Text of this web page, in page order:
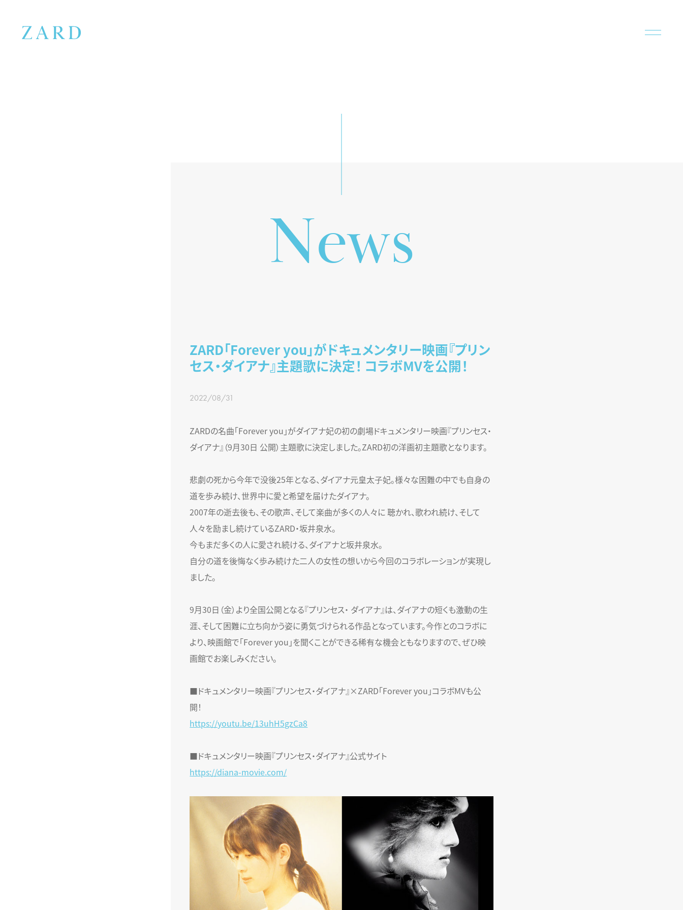
News
ZARD「Forever you」がドキュメンタリー映画『プリン
セス・ダイアナ』主題歌に決定！ コラボMVを公開！
2022/08/31
ZARDの名曲「Forever you」がダイアナ妃の初の劇場ドキュメンタリー映画『プリンセス・
ダイアナ』（9月30日 公開）主題歌に決定しました。ZARD初の洋画初主題歌となります。
悲劇の死から今年で没後25年となる、ダイアナ元皇太子妃。様々な困難の中でも自身の
道を歩み続け、世界中に愛と希望を届けたダイアナ。
2007年の逝去後も、その歌声、そして楽曲が多くの人々に 聴かれ、歌われ続け、そして
人々を励まし続けているZARD・坂井泉水。
今もまだ多くの人に愛され続ける、ダイアナと坂井泉水。
自分の道を後悔なく歩み続けた二人の女性の想いから今回のコラボレーションが実現し
ました。
9月30日（金）より全国公開となる『プリンセス・ ダイアナ』は、ダイアナの短くも激動の生
涯、そして困難に立ち向かう姿に勇気づけられる作品となっています。今作とのコラボに
より、映画館で「Forever you」を聞くことができる稀有な機会ともなりますので、ぜひ映
画館でお楽しみください。
■ドキュメンタリー映画『プリンセス・ダイアナ』×ZARD「Forever you」コラボMVも公
開！
https://youtu.be/13uhH5gzCa8
■ドキュメンタリー映画『プリンセス・ダイアナ』公式サイト
https://diana-movie.com/